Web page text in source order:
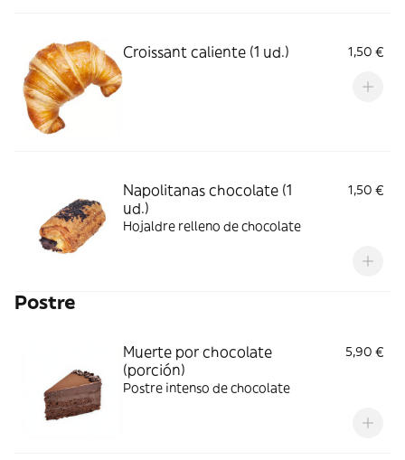
Croissant caliente (1 ud.) 1,50 €
Napolitanas chocolate (1
ud.)
1,50 €
Hojaldre relleno de chocolate
Postre
Muerte por chocolate
(porción)
5,90 €
Postre intenso de chocolate